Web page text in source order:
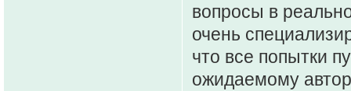
вопросы в
очень
что все попытки
ожидаемому